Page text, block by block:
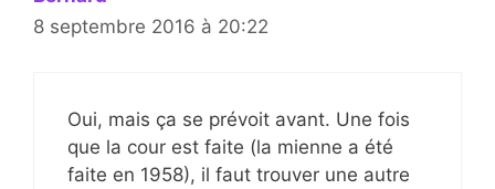
8 septembre 2016 à 20:22
Oui, mais ça se prévoit avant. Une fois
que la cour est faite (la mienne a été
faite en 1958), il faut trouver une autre